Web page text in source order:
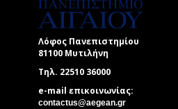
Λόφος Πανεπιστημίου
81100 Μυτιλήνη
Τηλ. 22510 36000
e-mail επικοινωνίας:
contactus@aegean.gr